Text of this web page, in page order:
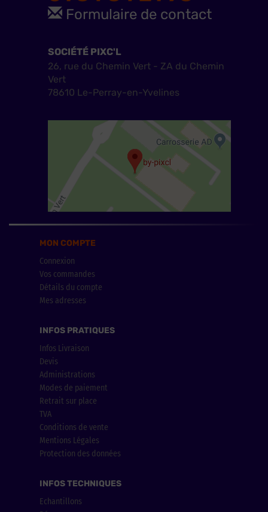
Formulaire de contact
SOCIÉTÉ PIXC'L
26, rue du Chemin Vert - ZA du Chemin
Vert
78610 Le-Perray-en-Yvelines
MON COMPTE
Connexion
Vos commandes
Détails du compte
Mes adresses
INFOS PRATIQUES
Infos Livraison
Devis
Administrations
Modes de paiement
Retrait sur place
TVA
Conditions de vente
Mentions Légales
Protection des données
INFOS TECHNIQUES
Echantillons